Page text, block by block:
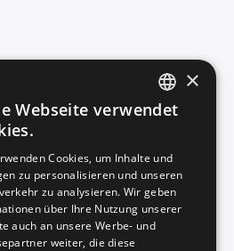
ENGLISH
ITALIAN
SPANISH
×
Webseite verwendet
Cookies, um Inhalte und
zu personalisieren und unseren
zu analysieren. Wir geben
über Ihre Nutzung unserer
auch an unsere Werbe- und
weiter, die diese